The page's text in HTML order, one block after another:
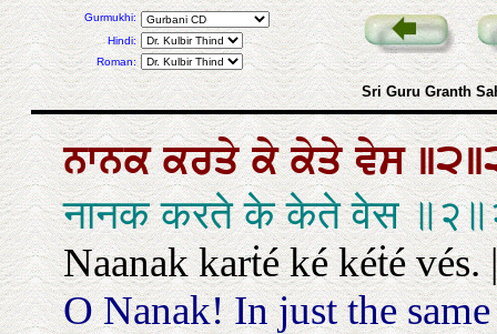
Gurmukhi:
Hindi:
Roman:
Sri Guru Granth
ਨਾਨਕਕਰਤੇਕੇਕੇਤੇਵੇਸ
नानक करते के केते वेस
Naanak karṫé ké kéṫé vés.
O Nanak! In just the